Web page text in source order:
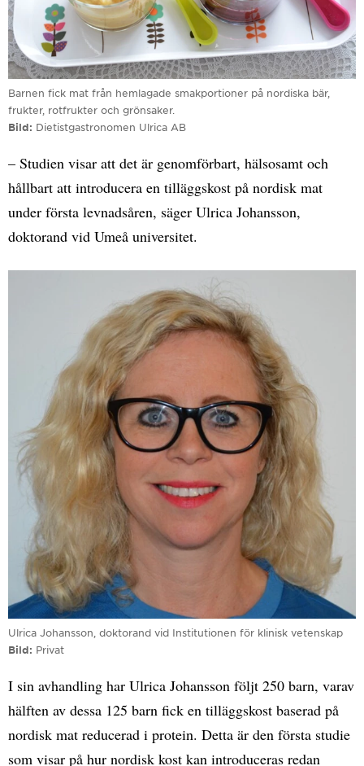
Barnen fick mat från hemlagade smakportioner på nordiska bär,
frukter, rotfrukter och grönsaker.
Bild
Dietistgastronomen Ulrica AB
– Studien visar att det är genomförbart, hälsosamt och
hållbart att introducera en tilläggskost på nordisk mat
under första levnadsåren, säger Ulrica Johansson,
doktorand vid Umeå universitet.
Ulrica Johansson, doktorand vid Institutionen för klinisk vetenskap
Bild
Privat
I sin avhandling har Ulrica Johansson följt 250 barn, varav
hälften av dessa 125 barn fick en tilläggskost baserad på
nordisk mat reducerad i protein. Detta är den första studie
som visar på hur nordisk kost kan introduceras redan